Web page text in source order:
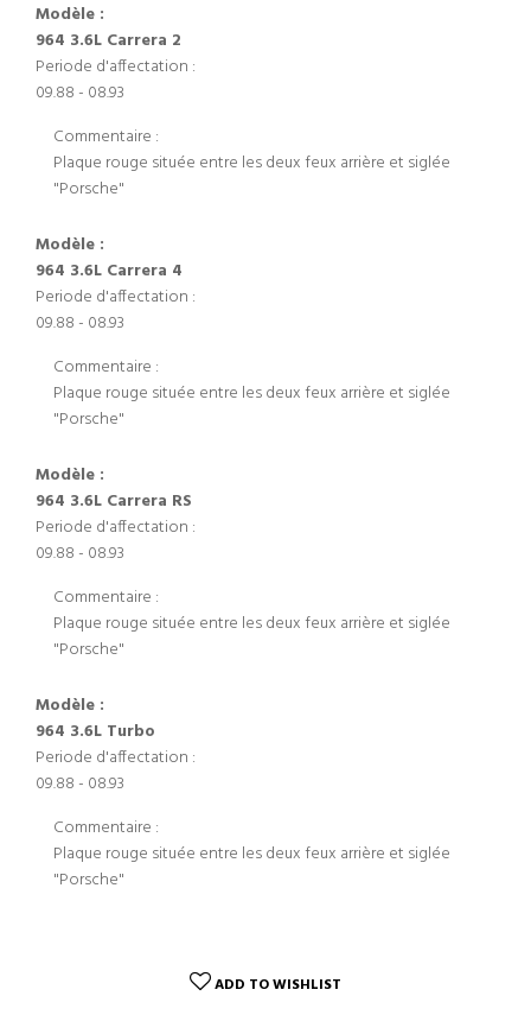
Modèle :
964 3.6L Carrera 2
Periode d'affectation :
09.88 - 08.93
Commentaire :
Plaque rouge située entre les deux feux arrière et siglée
"Porsche"
Modèle :
964 3.6L Carrera 4
Periode d'affectation :
09.88 - 08.93
Commentaire :
Plaque rouge située entre les deux feux arrière et siglée
"Porsche"
Modèle :
964 3.6L Carrera RS
Periode d'affectation :
09.88 - 08.93
Commentaire :
Plaque rouge située entre les deux feux arrière et siglée
"Porsche"
Modèle :
964 3.6L Turbo
Periode d'affectation :
09.88 - 08.93
Commentaire :
Plaque rouge située entre les deux feux arrière et siglée
"Porsche"
ADD TO WISHLIST